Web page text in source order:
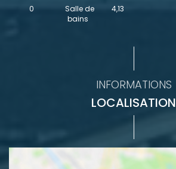
0
Salle de
bains
4,13
INFORMATIONS
LOCALISATION